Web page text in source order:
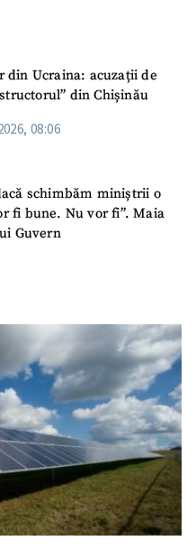
din Ucraina: acuzații de
din Chișinău
08:06
schimbăm miniștrii o
fi bune. Nu vor fi”. Maia
Guvern